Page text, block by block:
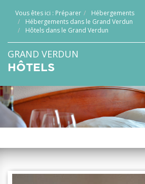
INFOS PRATIQUES
SERVICE GROUPES
ESPACE PRO
CITADELLE
BILLETTERIE
Vous êtes ici : Préparer
Hébergements
Hébergements dans le Grand Verdun
Hôtels dans le Grand Verdun
GRAND VERDUN
HÔTELS